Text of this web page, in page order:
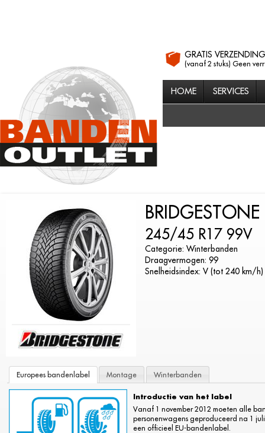
GRATIS VERZENDING
(vanaf 2 stuks) Geen
HOME SERVICES
245/45 R17 99V
Categorie: Winterbanden
Draagvermogen: 99
Snelheidsindex: V (tot 240 km/h)
Europees bandenlabel Montage Winterbanden
Introductie van het label
Vanaf 1 november 2012 moeten alle
personenwagens geproduceerd na 1
een officieel EU-bandenlabel.